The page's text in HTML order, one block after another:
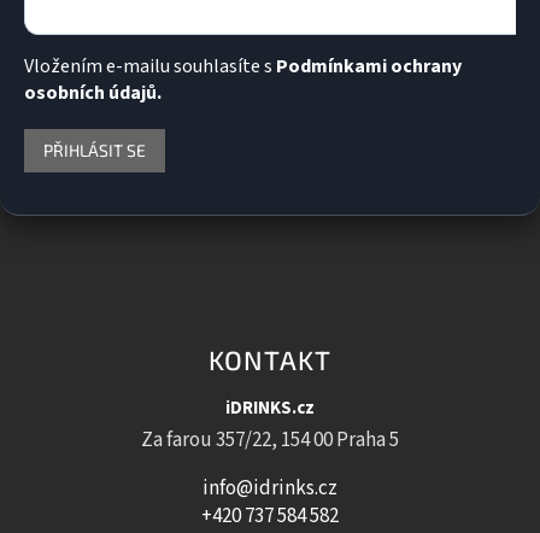
Vložením e-mailu souhlasíte s Podmínkami ochrany
osobních údajů.
PŘIHLÁSIT SE
KONTAKT
iDRINKS.cz
Za farou 357/22, 154 00 Praha 5
info@idrinks.cz
+420 737 584 582